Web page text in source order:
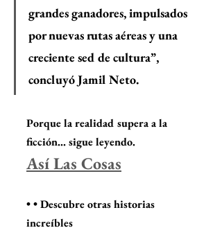
grandes ganadores, impulsados
por nuevas rutas aéreas y una
creciente sed de cultura”,
concluyó Jamil Neto.
Porque la realidad supera a la
ficción... sigue leyendo.
Así Las Cosas
• • Descubre otras historias
increíbles